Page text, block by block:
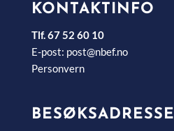
KONTAKTINFO
Tlf. 67 52 60 10
E-post: post@nbef.no
Personvern
BESØKSADRESSE